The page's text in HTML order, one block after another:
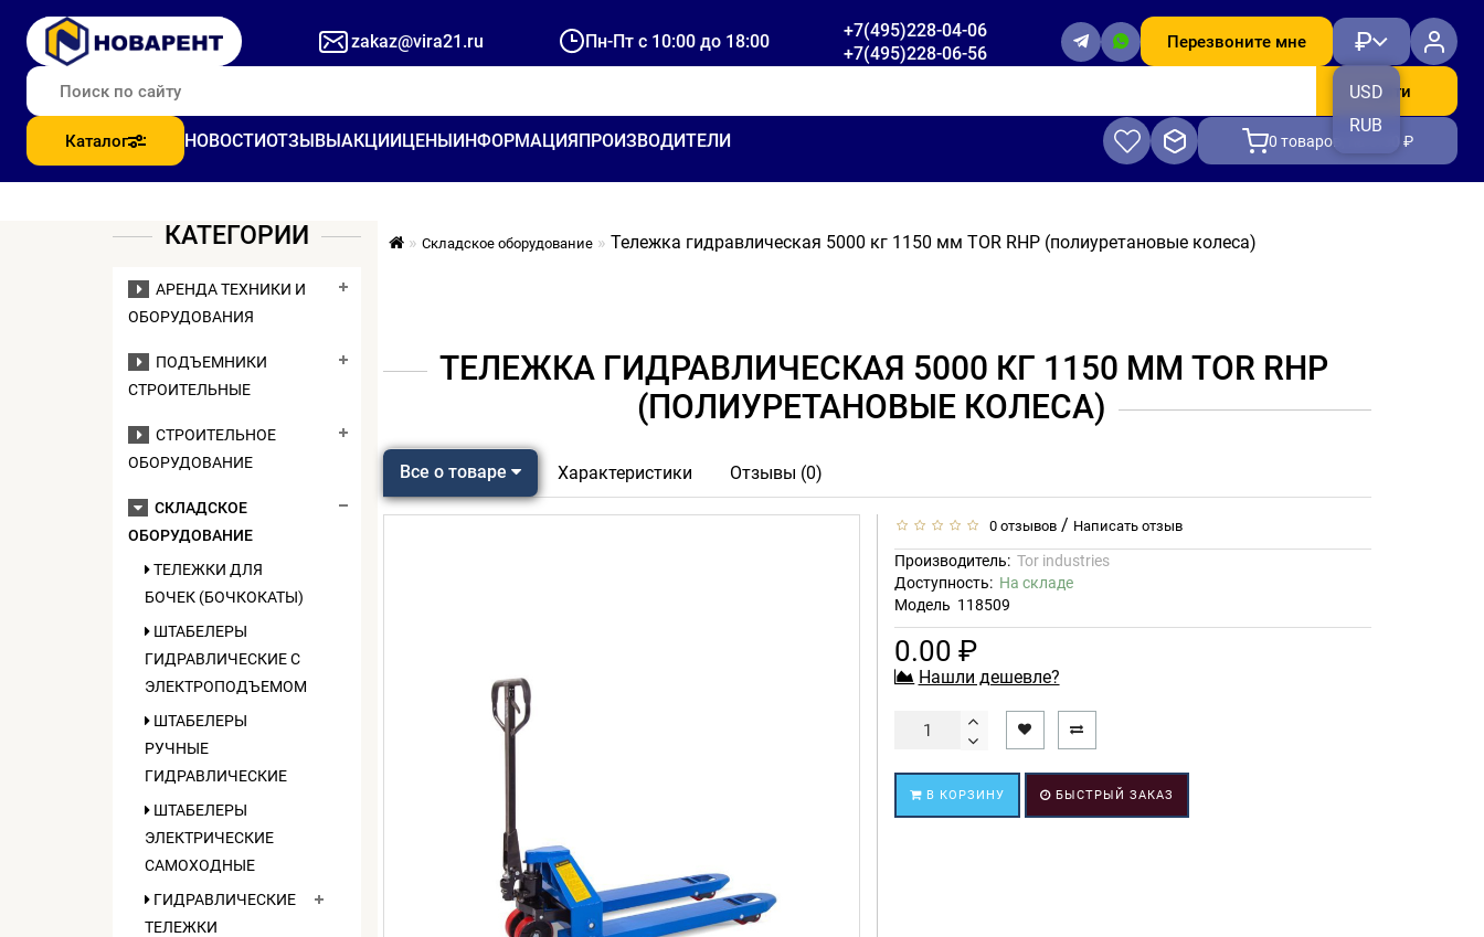
zakaz@vira21.ru Пн-Пт с 10:00 до 18:00
+7(495)228-04-06
+7(495)228-06-56
Перезвоните мне ₽
USD
RUB
Найти
Каталог НОВОСТИОТЗЫВЫАКЦИИЦЕНЫИНФОРМАЦИЯПРОИЗВОДИТЕЛИ 0 товаров, на 0.00 ₽
КАТЕГОРИИ
АРЕНДА ТЕХНИКИ И
ОБОРУДОВАНИЯ
ПОДЪЕМНИКИ
СТРОИТЕЛЬНЫЕ
СТРОИТЕЛЬНОЕ
ОБОРУДОВАНИЕ
СКЛАДСКОЕ
ОБОРУДОВАНИЕ
ТЕЛЕЖКИ ДЛЯ
БОЧЕК (БОЧКОКАТЫ)
ШТАБЕЛЕРЫ
ГИДРАВЛИЧЕСКИЕ C
ЭЛЕКТРОПОДЪЕМОМ
ШТАБЕЛЕРЫ
РУЧНЫЕ
ГИДРАВЛИЧЕСКИЕ
ШТАБЕЛЕРЫ
ЭЛЕКТРИЧЕСКИЕ
САМОХОДНЫЕ
ГИДРАВЛИЧЕСКИЕ
ТЕЛЕЖКИ
Складское оборудование Тележка гидравлическая 5000 кг 1150 мм TOR RHP (полиуретановые колеса)
ТЕЛЕЖКА ГИДРАВЛИЧЕСКАЯ 5000 КГ 1150 ММ TOR RHP
(ПОЛИУРЕТАНОВЫЕ КОЛЕСА)
Все о товаре Характеристики Отзывы (0)
0 отзывов / Написать отзыв
Производитель: Tor industries
Доступность: На складе
Модель 118509
0.00 ₽
Нашли дешевле?
В КОРЗИНУ БЫСТРЫЙ ЗАКАЗ